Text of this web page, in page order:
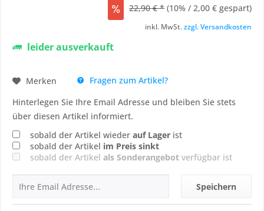
22,90 € * (10% / 2,00 € gespart)
inkl. MwSt.zzgl. Versandkosten
leider ausverkauft
Merken
Fragen zum Artikel?
Hinterlegen Sie Ihre Email Adresse und bleiben Sie stets
über diesen Artikel informiert.
sobald der Artikel wieder auf Lager ist
sobald der Artikel im Preis sinkt
sobald der Artikel als Sonderangebot verfügbar ist
Speichern